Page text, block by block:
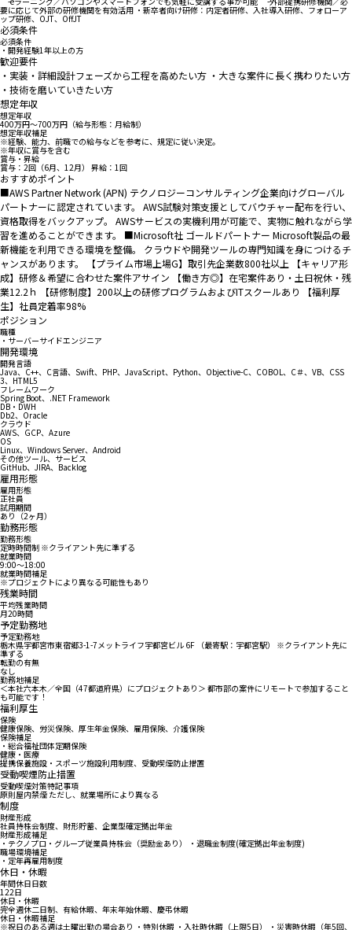
要に応じて外部の研修機関を有効活用 ・新卒者向け研修：内定者研修、入社導入研修、フォローア
ップ研修、OJT、OffJT
必須条件
必須条件
・開発経験1年以上の方
歓迎要件
・実装・詳細設計フェーズから工程を高めたい方 ・大きな案件に長く携わりたい方
・技術を磨いていきたい方
想定年収
想定年収
400万円〜700万円（給与形態：月給制）
想定年収補足
※経験、能力、前職での給与などを参考に、規定に従い決定。
※年収に賞与を含む
賞与・昇給
賞与：2回（6月、12月） 昇給：1回
おすすめポイント
■AWS Partner Network (APN) テクノロジーコンサルティング企業向けグローバル
パートナーに認定されています。 AWS試験対策支援としてバウチャー配布を行い、
資格取得をバックアップ。 AWSサービスの実機利用が可能で、実物に触れながら学
習を進めることができます。 ■Microsoft社 ゴールドパートナー Microsoft製品の最
新機能を利用できる環境を整備。 クラウドや開発ツールの専門知識を身につけるチ
ャンスがあります。 【プライム市場上場G】取引先企業数800社以上 【キャリア形
成】研修＆希望に合わせた案件アサイン 【働き方◎】在宅案件あり・土日祝休・残
業12.2ｈ 【研修制度】200以上の研修プログラムおよびITスクールあり 【福利厚
生】社員定着率98%
ポジション
職種
・サーバーサイドエンジニア
開発環境
開発言語
Java、C++、C言語、Swift、PHP、JavaScript、Python、Objective-C、COBOL、C＃、VB、CSS
3、HTML5
フレームワーク
Spring Boot、.NET Framework
DB・DWH
Db2、Oracle
クラウド
AWS、GCP、Azure
OS
Linux、Windows Server、Android
その他ツール、サービス
GitHub、JIRA、Backlog
雇用形態
雇用形態
正社員
試用期間
あり（2ヶ月）
勤務形態
勤務形態
定時時間制 ※クライアント先に準ずる
就業時間
9:00〜18:00
就業時間補足
※プロジェクトにより異なる可能性もあり
残業時間
平均残業時間
月20時間
予定勤務地
予定勤務地
栃木県宇都宮市東宿郷3-1-7メットライフ宇都宮ビル 6F （最寄駅：宇都宮駅） ※クライアント先に
準ずる
転勤の有無
なし
勤務地補足
＜本社六本木／全国（47都道府県）にプロジェクトあり＞ 都市部の案件にリモートで参加すること
も可能です！
福利厚生
保険
健康保険、労災保険、厚生年金保険、雇用保険、介護保険
保険補足
・総合福祉団体定期保険
健康・医療
提携保養施設・スポーツ施設利用制度、受動喫煙防止措置
受動喫煙防止措置
受動喫煙対策特記事項
原則屋内禁煙 ただし、就業場所により異なる
制度
財産形成
社員持株会制度、財形貯蓄、企業型確定拠出年金
財産形成補足
・テクノプロ・グループ従業員持株会（奨励金あり） ・退職金制度(確定拠出年金制度)
職場環境補足
・定年再雇用制度
休日・休暇
年間休日日数
122日
休日・休暇
完全週休二日制、有給休暇、年末年始休暇、慶弔休暇
休日・休暇補足
※祝日のある週は土曜出勤の場合あり ・特別休暇 ・入社時休暇（上限5日） ・災害時休暇（年5回、